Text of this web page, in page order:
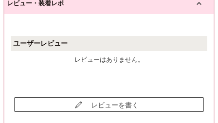
レビュー・装着レポ
ユーザーレビュー
レビューはありません。
レビューを書く